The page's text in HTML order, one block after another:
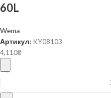
60L
Wema
Артикул: KY08103
4,110₴